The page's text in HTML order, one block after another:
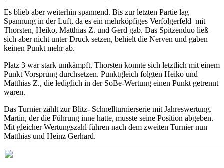
Es blieb aber weiterhin spannend. Bis zur letzten Partie lag
Spannung in der Luft, da es ein mehrköpfiges Verfolgerfeld mit
Thorsten, Heiko, Matthias Z. und Gerd gab. Das Spitzenduo ließ
sich aber nicht unter Druck setzen, behielt die Nerven und gaben
keinen Punkt mehr ab.
Platz 3 war stark umkämpft. Thorsten konnte sich letztlich mit einem
Punkt Vorsprung durchsetzen. Punktgleich folgten Heiko und
Matthias Z., die lediglich in der SoBe-Wertung einen Punkt getrennt
waren.
Das Turnier zählt zur Blitz- Schnellturnierserie mit Jahreswertung.
Martin, der die Führung inne hatte, musste seine Position abgeben.
Mit gleicher Wertungszahl führen nach dem zweiten Turnier nun
Matthias und Heinz Gerhard.